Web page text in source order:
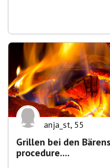
anja_st, 55
Grillen bei den
procedure....